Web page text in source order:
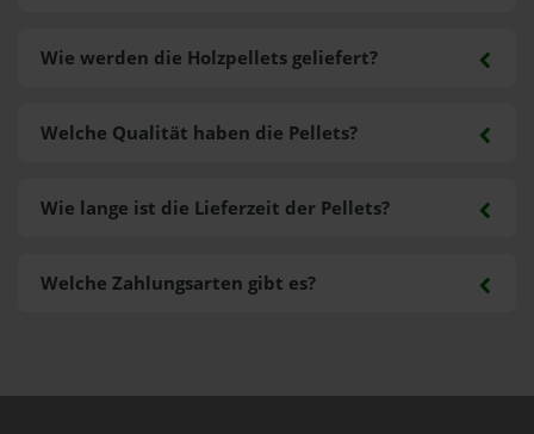
Wie werden die Holzpellets geliefert?
Welche Zahlungsarten gibt es?
Welche Qualität haben die Pellets?
Wie lange ist die Lieferzeit der Pellets?